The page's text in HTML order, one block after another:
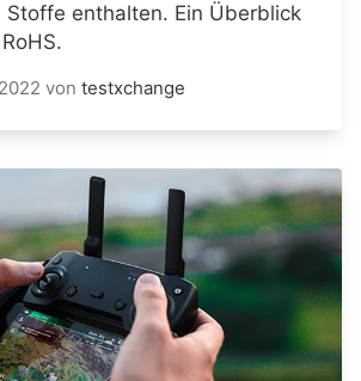
Stoffe enthalten. Ein Überblick
von testxchange